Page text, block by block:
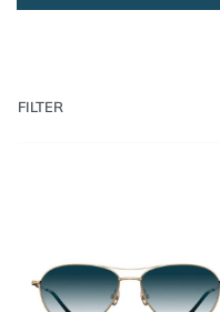
FILTER